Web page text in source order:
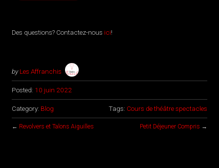
Des questions? Contactez-nous ici!
by Les Affranchis
Posted: 10 juin 2022
Category: Blog Tags: Cours de théâtre spectacles
← Revolvers et Talons Aiguilles Petit Déjeuner Compris →